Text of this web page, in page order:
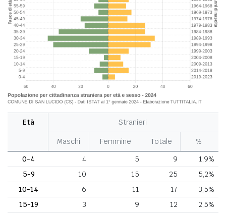
Età Stranieri
Maschi Femmine Totale
%
0-4
4 5 9
1,9%
5-9
10 15 25
5,2%
10-14
6 11 17
3,5%
15-19
3 9 12
2,5%